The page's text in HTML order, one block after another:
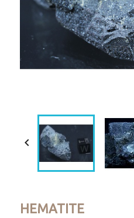

HEMATITE